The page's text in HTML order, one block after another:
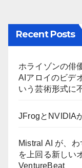
の
ペ
ー
ジ
送
Recent Posts
ホライゾンの俳
AIアロイのビデ
いう芸術形式に
JFrogとNVIDIA
Mistral AI が、
を上回る新しい
VentureBeat